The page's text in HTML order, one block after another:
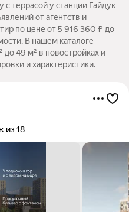
террасой у станции Гайдук
от агентств и
по цене от 5 916 360 ₽ до
В нашем каталоге
49 м² в новостройках и
и характеристики.
из 18